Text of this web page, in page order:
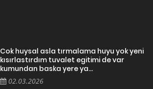
Cok huysal asla tırmalama huyu yok yeni
kısırlastırdım tuvalet egitimi de var
kumundan baska yere ya...
02.03.2026